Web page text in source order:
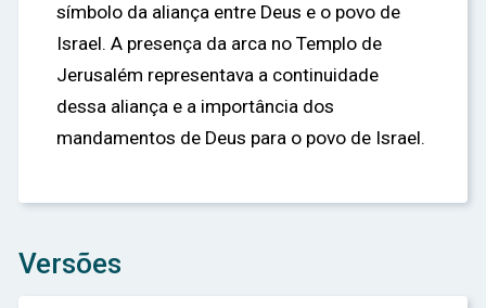
símbolo da aliança entre Deus e o povo de
Israel. A presença da arca no Templo de
Jerusalém representava a continuidade
dessa aliança e a importância dos
mandamentos de Deus para o povo de Israel.
Versões